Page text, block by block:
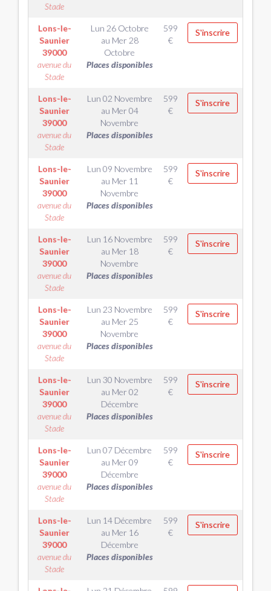
Stade
Lons-le-
Saunier
39000
avenue du
Stade
Lun 26 Octobre
au Mer 28
Octobre
Places disponibles
599
€
S'inscrire
Lons-le-
Saunier
39000
avenue du
Stade
Lun 02 Novembre
au Mer 04
Novembre
Places disponibles
599
€
S'inscrire
Lons-le-
Saunier
39000
avenue du
Stade
Lun 09 Novembre
au Mer 11
Novembre
Places disponibles
599
€
S'inscrire
Lons-le-
Saunier
39000
avenue du
Stade
Lun 16 Novembre
au Mer 18
Novembre
Places disponibles
599
€
S'inscrire
Lons-le-
Saunier
39000
avenue du
Stade
Lun 23 Novembre
au Mer 25
Novembre
Places disponibles
599
€
S'inscrire
Lons-le-
Saunier
39000
avenue du
Stade
Lun 30 Novembre
au Mer 02
Décembre
Places disponibles
599
€
S'inscrire
Lons-le-
Saunier
39000
avenue du
Stade
Lun 07 Décembre
au Mer 09
Décembre
Places disponibles
599
€
S'inscrire
Lons-le-
Saunier
39000
avenue du
Stade
Lun 14 Décembre
au Mer 16
Décembre
Places disponibles
599
€
S'inscrire